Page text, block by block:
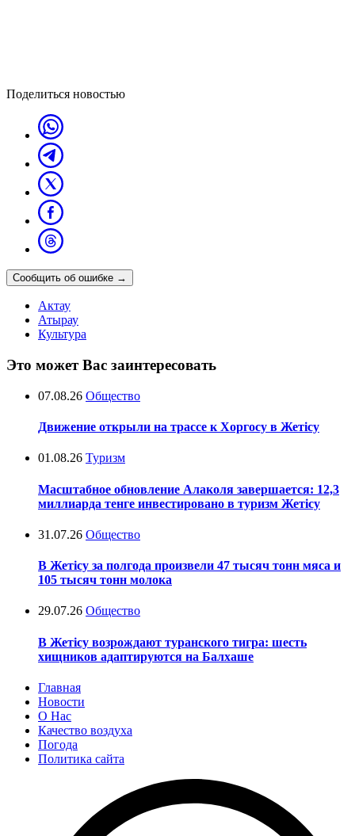
Поделиться новостью
Сообщить об ошибке →
Актау
Атырау
Культура
Это может Вас заинтересовать
07.08.26 Общество
Движение открыли на трассе к Хоргосу в Жетісу
01.08.26 Туризм
Масштабное обновление Алаколя завершается: 12,3
миллиарда тенге инвестировано в туризм Жетісу
31.07.26 Общество
В Жетісу за полгода произвели 47 тысяч тонн мяса и
105 тысяч тонн молока
29.07.26 Общество
В Жетісу возрождают туранского тигра: шесть
хищников адаптируются на Балхаше
Главная
Новости
О Нас
Качество воздуха
Погода
Политика сайта